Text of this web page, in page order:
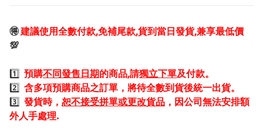
🉐建議使用全數付款,免補尾款,貨到當日發貨,兼享最低價
💯
1️⃣ 預購不同發售日期的商品,請獨立下單及付款。
2️⃣ 含多項預購商品之訂單，將待全數到貨後統一出貨。
3️⃣ 發貨時， 恕不接受拼單或更改貨品 ，因公司無法安排額
外人手處理.